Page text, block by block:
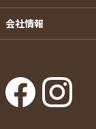
会社情報